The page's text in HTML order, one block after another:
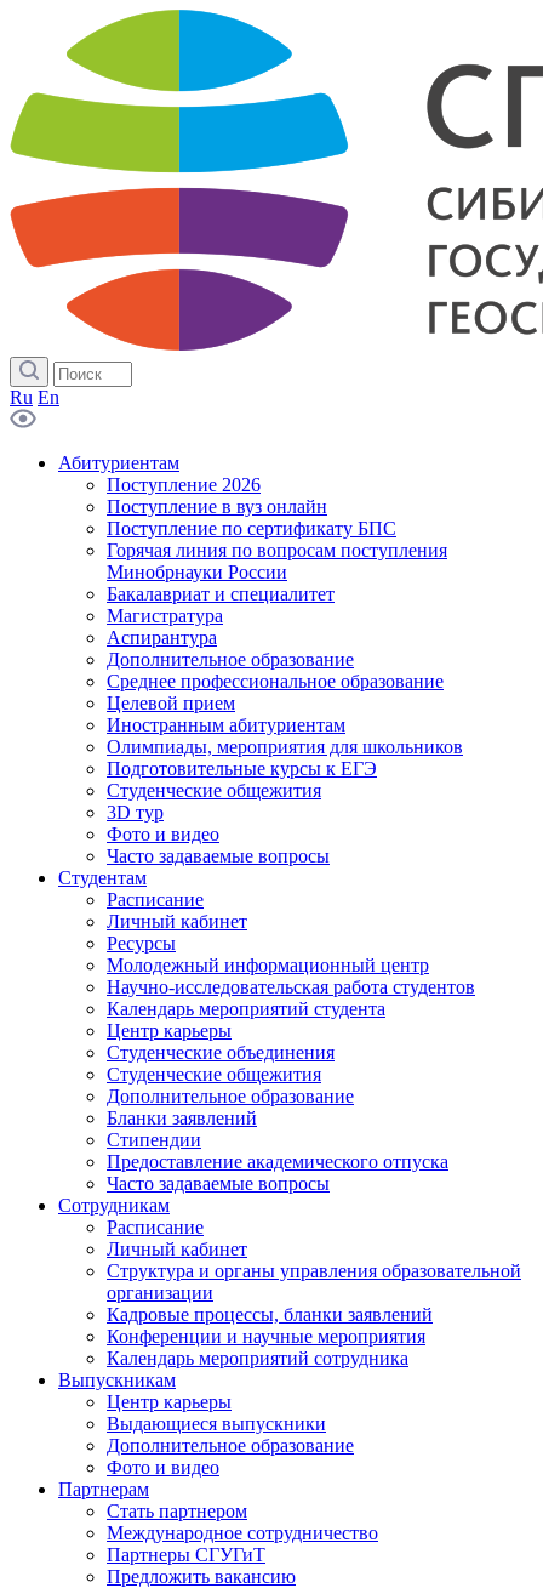
Ru En
Абитуриентам
Поступление 2026
Поступление в вуз онлайн
Поступление по сертификату БПС
Горячая линия по вопросам поступления
Минобрнауки России
Бакалавриат и специалитет
Магистратура
Аспирантура
Дополнительное образование
Среднее профессиональное образование
Целевой прием
Иностранным абитуриентам
Олимпиады, мероприятия для школьников
Подготовительные курсы к ЕГЭ
Студенческие общежития
3D тур
Фото и видео
Часто задаваемые вопросы
Студентам
Расписание
Личный кабинет
Ресурсы
Молодежный информационный центр
Научно-исследовательская работа студентов
Календарь мероприятий студента
Центр карьеры
Студенческие объединения
Студенческие общежития
Дополнительное образование
Бланки заявлений
Стипендии
Предоставление академического отпуска
Часто задаваемые вопросы
Сотрудникам
Расписание
Личный кабинет
Структура и органы управления образовательной
организации
Кадровые процессы, бланки заявлений
Конференции и научные мероприятия
Календарь мероприятий сотрудника
Выпускникам
Центр карьеры
Выдающиеся выпускники
Дополнительное образование
Фото и видео
Партнерам
Стать партнером
Международное сотрудничество
Партнеры СГУГиТ
Предложить вакансию